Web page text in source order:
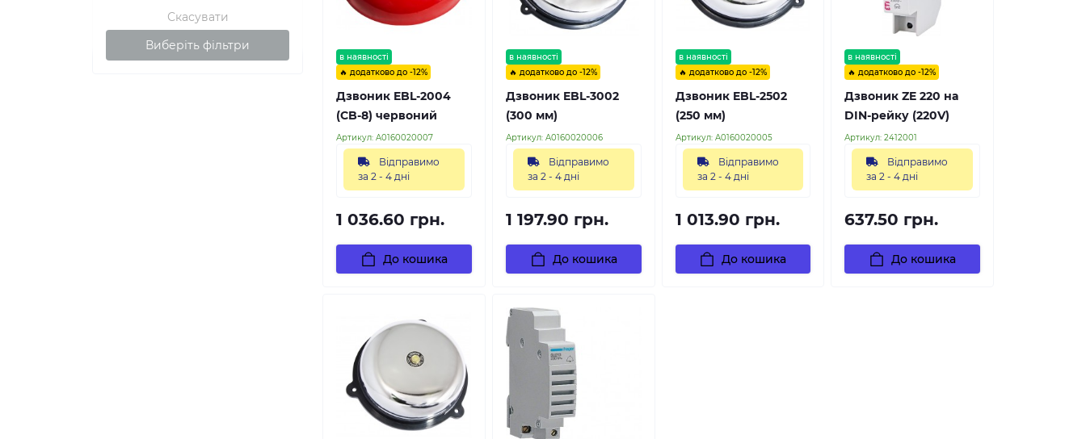
Скасувати
Виберіть фільтри
в наявності
🔥 додатково до -12%
Дзвоник EBL-2004
(CB-8) червоний
Артикул: A0160020007
Відправимо
за 2 - 4 дні
1 036.60 грн.
До кошика
в наявності
🔥 додатково до -12%
Дзвоник EBL-3002
(300 мм)
Артикул: A0160020006
Відправимо
за 2 - 4 дні
1 197.90 грн.
До кошика
в наявності
🔥 додатково до -12%
Дзвоник EBL-2502
(250 мм)
Артикул: A0160020005
Відправимо
за 2 - 4 дні
1 013.90 грн.
До кошика
в наявності
🔥 додатково до -12%
Дзвоник ZE 220 на
DIN-рейку (220V)
Артикул:2412001
Відправимо
за 2 - 4 дні
637.50 грн.
До кошика